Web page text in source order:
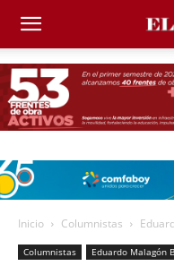
Inicio Columnistas
Columnistas Eduardo Malagón